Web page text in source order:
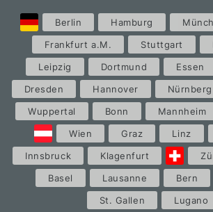
Berlin Hamburg
Frankfurt a.M.
Stuttgart
Leipzig
Dortmund Essen
Dresden
Hannover Nürnberg
Wuppertal
Bonn Mannheim
Wien
Graz Linz
Innsbruck
Klagenfurt
Basel
Lausanne Bern
St. Gallen
Lugano